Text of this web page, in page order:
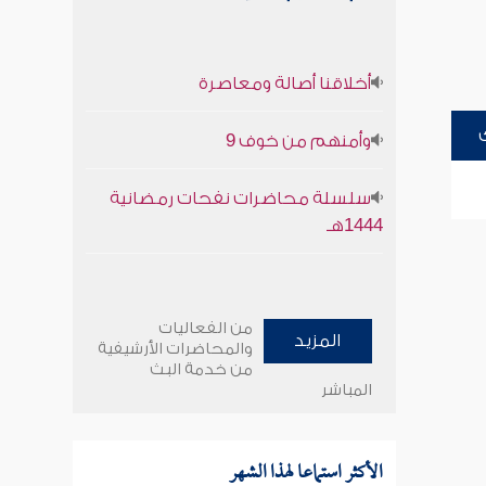
أخلاقنا أصالة ومعاصرة
وأمنهم من خوف 9
سلسلة محاضرات نفحات رمضانية
1444هـ
المزيد
من الفعاليات
والمحاضرات الأرشيفية
من خدمة البث
المباشر
الأكثر استماعا لهذا الشهر